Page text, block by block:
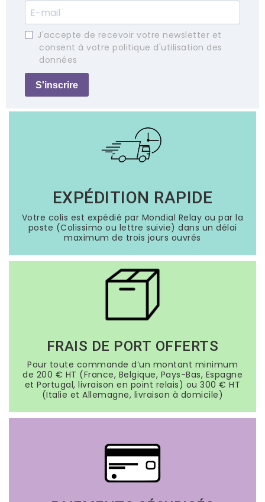
J'accepte de recevoir votre newsletter et
consent à votre politique d'utilisation des
données
S'inscrire
EXPÉDITION RAPIDE
Votre colis est expédié par Mondial Relay ou par la
poste (Colissimo ou lettre suivie) dans un délai
maximum de trois jours ouvrés
FRAIS DE PORT OFFERTS
Pour toute commande d’un montant minimum
de 200 € HT (France, Belgique, Pays-Bas, Espagne
et Portugal, livraison en point relais) ou 300 € HT
(Italie et Allemagne, livraison à domicile)